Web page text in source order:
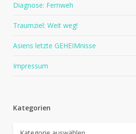
Diagnose: Fernweh
Traumziel: Weit weg!
Asiens letzte GEHEIMnisse
Impressum
Kategorien
Kategorien